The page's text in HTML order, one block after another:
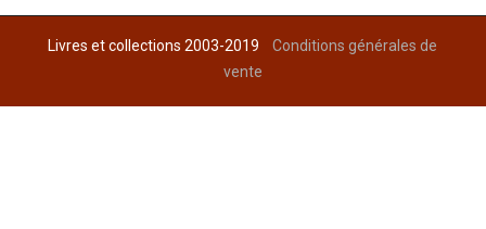
Livres et collections 2003-2019Conditions générales de
vente